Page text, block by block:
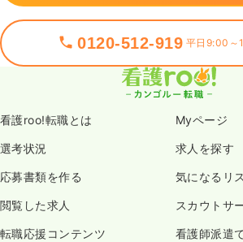
0120-512-919 平日9:00～
看護roo!転職とは Myページ
選考状況 求人を探す
応募書類を作る 気になるリ
閲覧した求人 スカウトサ
転職応援コンテンツ 看護師派遣